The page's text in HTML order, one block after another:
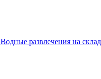
Водные развлечения на